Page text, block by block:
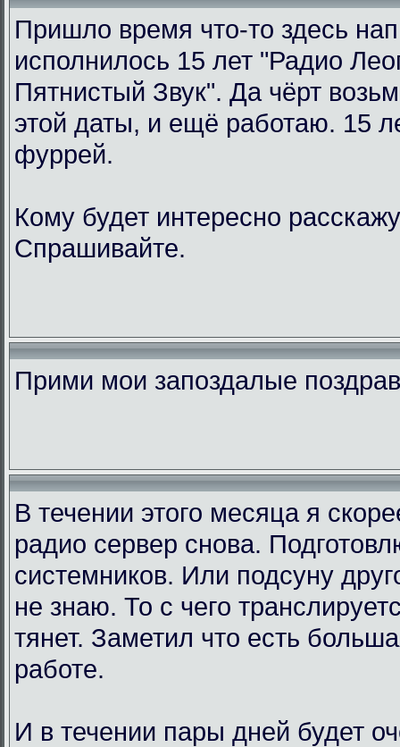
Пришло время что-то здесь
исполнилось 15 лет "Радио
Пятнистый Звук". Да чёрт
этой даты, и ещё работаю. 15
фуррей.
Кому будет интересно
Спрашивайте.
Прими мои запоздалые
В течении этого месяца я
радио сервер снова.
системников. Или подсуну
не знаю. То с чего
тянет. Заметил что есть
работе.
И в течении пары дней будет